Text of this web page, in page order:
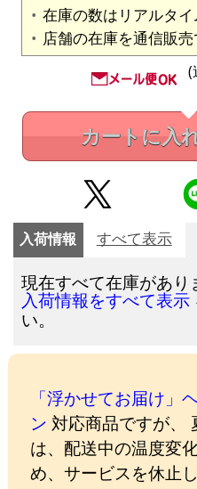
在庫の数はリアルタイ
店舗の在庫を通信販売
(
カートに入
入荷情報 すべて表示
現在すべて在庫があり
入荷情報をすべて表示
い。
「浮かせてお届け」
ン 対応商品ですが、
は、配送中の温度変
め、サービスを休止し